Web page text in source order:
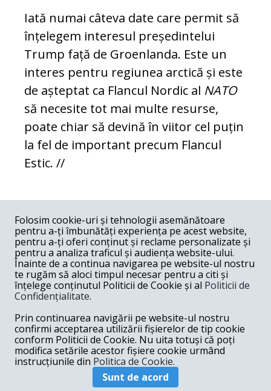
Iată numai câteva date care permit să
înțelegem interesul președintelui
Trump față de Groenlanda. Este un
interes pentru regiunea arctică și este
de așteptat ca Flancul Nordic al NATO
să necesite tot mai multe resurse,
poate chiar să devină în viitor cel puțin
la fel de important precum Flancul
Estic. //
COMENTARII
Nume
Email
Postează comentariu
Folosim cookie-uri și tehnologii asemănătoare
pentru a-ți îmbunătăți experiența pe acest website,
pentru a-ți oferi conținut și reclame personalizate și
pentru a analiza traficul și audiența website-ului.
Înainte de a continua navigarea pe website-ul nostru
te rugăm să aloci timpul necesar pentru a citi și
înțelege conținutul Politicii de Cookie și al Politicii de
Confidențialitate.
Prin continuarea navigării pe website-ul nostru
confirmi acceptarea utilizării fișierelor de tip cookie
conform Politicii de Cookie. Nu uita totuși că poți
modifica setările acestor fișiere cookie urmând
instrucțiunile din Politica de Cookie.
Sunt de acord